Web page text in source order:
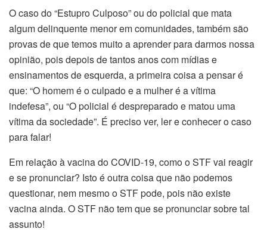
O caso do “Estupro Culposo” ou do policial que mata
algum delinquente menor em comunidades, também são
provas de que temos muito a aprender para darmos nossa
opinião, pois depois de tantos anos com mídias e
ensinamentos de esquerda, a primeira coisa a pensar é
que: “O homem é o culpado e a mulher é a vítima
indefesa”, ou “O policial é despreparado e matou uma
vítima da sociedade”. É preciso ver, ler e conhecer o caso
para falar!
Em relação à vacina do COVID-19, como o STF vai reagir
e se pronunciar? Isto é outra coisa que não podemos
questionar, nem mesmo o STF pode, pois não existe
vacina ainda. O STF não tem que se pronunciar sobre tal
assunto!